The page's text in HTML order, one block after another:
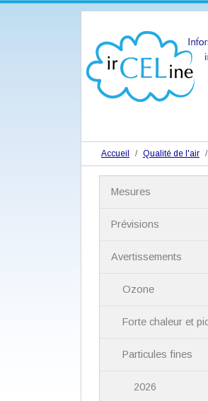
Accueil Qualité de l'air
Mesures
Prévisions
Avertissements
Ozone
Forte chaleur et
Particules fines
2026